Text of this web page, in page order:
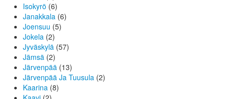
Isokyrö (6)
Janakkala (6)
Joensuu (5)
Jokela (2)
Jyväskylä (57)
Jämsä (2)
Järvenpää (13)
Järvenpää Ja Tuusula (2)
Kaarina (8)